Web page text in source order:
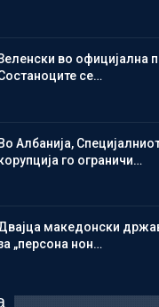
во официјална
се…
Во Албанија,
го ограничи…
македонски
„персона нон…